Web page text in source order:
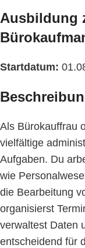
Ausbildung
Startdatum:
Als Bürokauffrau
vielfältige
Aufgaben. Du
wie
die Bearbeitung
organisierst
verwaltest Daten
entscheidend für